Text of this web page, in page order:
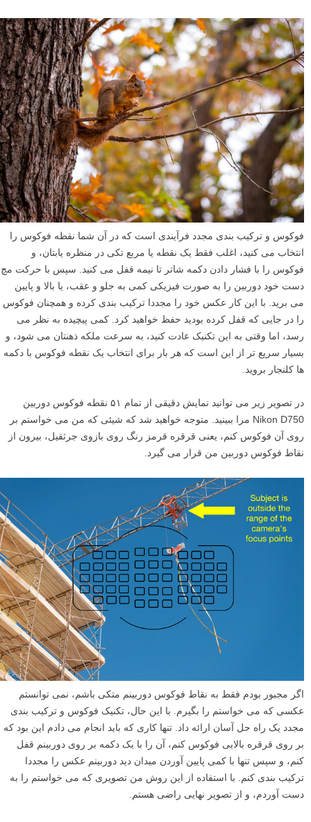
روش های دیگری نیز وجود دارند، اما اینها از همه متداول تر هستند. و همه آنها
بسیار موثر می باشند، اما می توانند کمی محدود کننده نیز باشند. حالت
خودکار و تشخیص چهره به طور کلی خوب عمل می کنند اما همیشه دقیق
نیستند. اگر می خواهید خودتان نقطه فوکوس را انتخاب کنید، معمولا باید یک
دکمه چرخان را بچرخانید یا یک دکمه را در پشت دوربین خود فشار دهید، که
می تواند به قیمت لحظات باارزش شما تمام شده، و به چند عکس از دست
رفته منجر شود. فوکوس و ترکیب بندی مجدد معادله را کمی معکوس می
کند، و شما به جای جابجا کردن نقطه فوکوس، یک بار فوکوس می کنید و
سپس دوربین خود را جابجا می کنید تا مجددا ترکیب بندی کرده و عکسی که
می خواهید را به دست آورید.
فوکوس و ترکیب بندی مجدد فرآیندی است که در آن شما نقطه فوکوس را
انتخاب می کنید، اغلب فقط یک نقطه یا مربع تکی در منظره یابتان، و
فوکوس را با فشار دادن دکمه شاتر تا نیمه قفل می کنید. سپس با حرکت مچ
دست خود دوربین را به صورت فیزیکی کمی به جلو و عقب، یا بالا و پایین
می برید. با این کار عکس خود را مجددا ترکیب بندی کرده و همچنان فوکوس
را در جایی که قفل کرده بودید حفظ خواهید کرد. کمی پیچیده به نظر می
رسد، اما وقتی به این تکنیک عادت کنید، به سرعت ملکه ذهنتان می شود، و
بسیار سریع تر از این است که هر بار برای انتخاب یک نقطه فوکوس با دکمه
در تصویر زیر می توانید نمایش دقیقی از تمام ۵۱ نقطه فوکوس دوربین
Nikon D750 مرا ببینید. متوجه خواهید شد که شیئی که من می خواستم بر
روی آن فوکوس کنم، یعنی قرقره قرمز رنگ روی بازوی جرثقیل، بیرون از
نقاط فوکوس دوربین من قرار می گیرد.